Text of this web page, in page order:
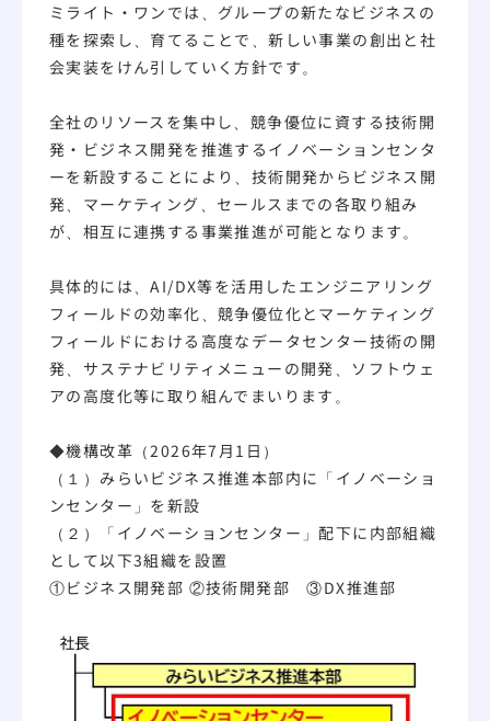
ミライト・ワンでは、グループの新たなビジネスの
種を探索し、育てることで、新しい事業の創出と社
会実装をけん引していく方針です。
全社のリソースを集中し、競争優位に資する技術開
発・ビジネス開発を推進するイノベーションセンタ
ーを新設することにより、技術開発からビジネス開
発、マーケティング、セールスまでの各取り組み
が、相互に連携する事業推進が可能となります。
具体的には、AI/DX等を活用したエンジニアリング
フィールドの効率化、競争優位化とマーケティング
フィールドにおける高度なデータセンター技術の開
発、サステナビリティメニューの開発、ソフトウェ
アの高度化等に取り組んでまいります。
◆機構改革（2026年7月1日）
（１）みらいビジネス推進本部内に「イノベーショ
ンセンター」を新設
（２）「イノベーションセンター」配下に内部組織
として以下3組織を設置
①ビジネス開発部 ②技術開発部 ③DX推進部